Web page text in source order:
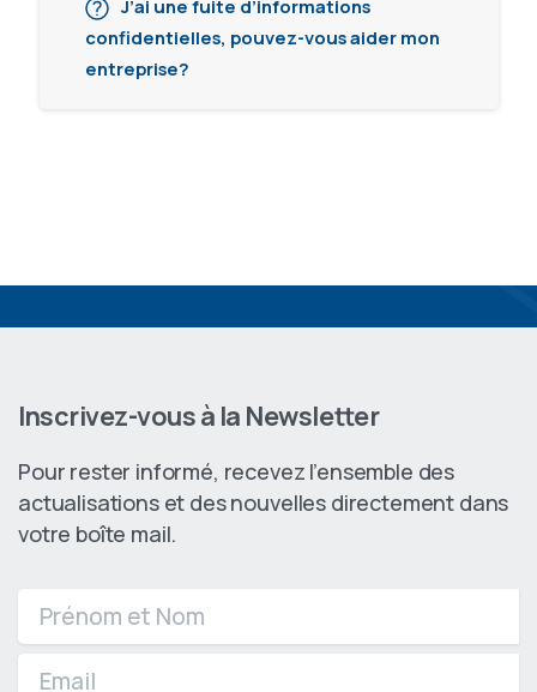
J’ai une fuite d’informations
confidentielles, pouvez-vous aider mon
entreprise?
Inscrivez-vous à la Newsletter
Pour rester informé, recevez l’ensemble des
actualisations et des nouvelles directement dans
votre boîte mail.